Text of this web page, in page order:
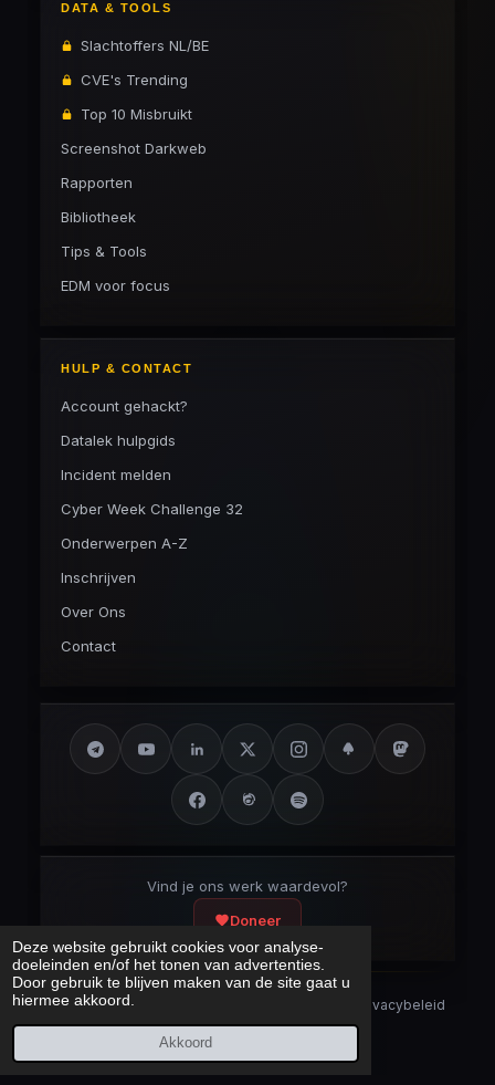
Deze website gebruikt cookies voor analyse-
doeleinden en/of het tonen van advertenties.
Door gebruik te blijven maken van de site gaat u
hiermee akkoord.
Akkoord
DATA & TOOLS
Slachtoffers NL/BE
CVE's Trending
Top 10 Misbruikt
Screenshot Darkweb
Rapporten
Bibliotheek
Tips & Tools
EDM voor focus
HULP & CONTACT
Account gehackt?
Datalek hulpgids
Incident melden
Cyber Week Challenge 32
Onderwerpen A-Z
Inschrijven
Over Ons
Contact
Vind je ons werk waardevol?
Doneer
Security Disclaimer
Privacybeleid
CookieverklaringSitemap
Laatst bijgewerkt: